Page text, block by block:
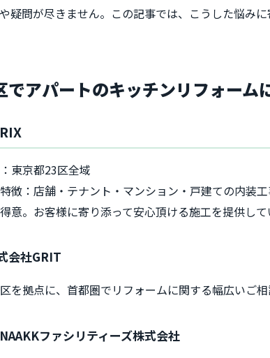
疑問が尽きません。この記事では、こうした悩み
でアパートのキッチンリフォーム
東京都23区全域
徴：店舗・テナント・マンション・戸建ての内装
意。お客様に寄り添って安心頂ける施工を提供して
会社GRIT
を拠点に、首都圏でリフォームに関する幅広いご相
ファシリティーズ株式会社